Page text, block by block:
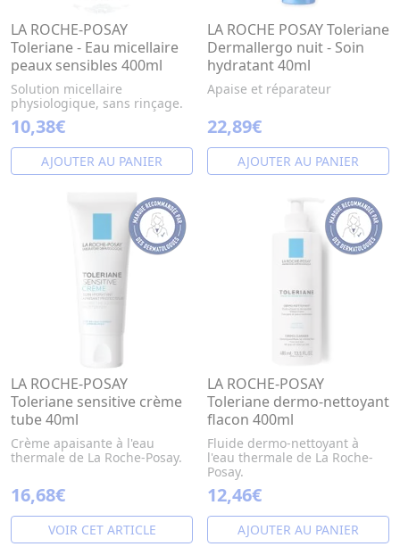
LA ROCHE-POSAY
Toleriane - Eau micellaire
peaux sensibles 400ml
Solution micellaire
physiologique, sans rinçage.
10,38€
AJOUTER AU PANIER
LA ROCHE POSAY Toleriane
Dermallergo nuit - Soin
hydratant 40ml
Apaise et réparateur
22,89€
AJOUTER AU PANIER
LA ROCHE-POSAY
Toleriane sensitive crème
tube 40ml
Crème apaisante à l'eau
thermale de La Roche-Posay.
16,68€
VOIR CET ARTICLE
LA ROCHE-POSAY
Toleriane dermo-nettoyant
flacon 400ml
Fluide dermo-nettoyant à
l'eau thermale de La Roche-
Posay.
12,46€
AJOUTER AU PANIER